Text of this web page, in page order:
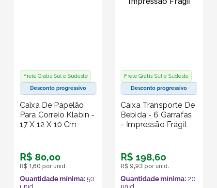
Frete Grátis Sul e Sudeste
Desconto progressivo
Caixa De Papelão
Para Correio Klabin -
17 X 12 X 10 Cm
R$ 80,00
R$ 1,60 por unid.
Quantidade mínima:50
unid.
Frete Grátis Sul e Sudeste
Desconto progressivo
Caixa Transporte De
Bebida - 6 Garrafas
- Impressão Frágil
R$ 198,60
R$ 9,93 por unid.
Quantidade mínima: 20
unid.